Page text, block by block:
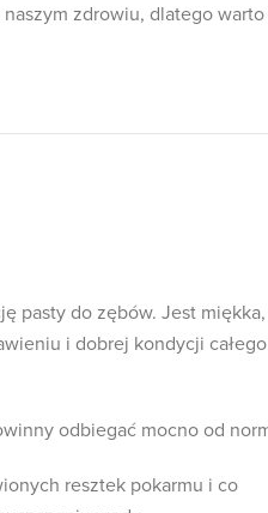
zdrowiu, dlatego warto
pasty do zębów. Jest miękka,
i dobrej kondycji całego
odbiegać mocno od
resztek pokarmu i co